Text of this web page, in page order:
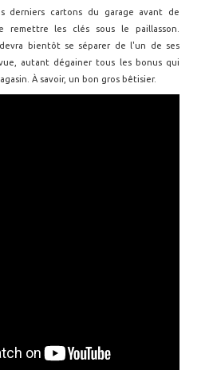
derniers cartons du garage avant de
les clés sous le paillasson.
bientôt se séparer de l'un de ses
autant dégainer tous les bonus qui
À savoir, un bon gros bêtisier.